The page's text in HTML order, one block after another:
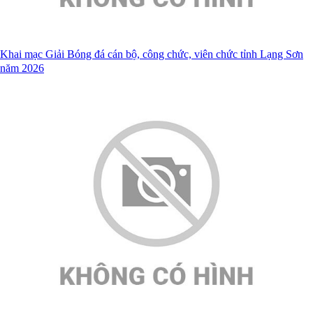
Khai mạc Giải Bóng đá cán bộ, công chức, viên chức tỉnh Lạng Sơn
năm 2026